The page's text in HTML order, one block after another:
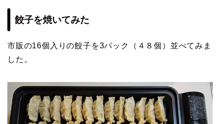
餃子を焼いてみた
市販の16個入りの餃子を3パック（４８個）並べてみま
した。